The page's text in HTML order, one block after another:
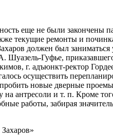
еще не были закончены
текущие ремонты и
должен был
Шуазель-Гуфье,
г. адъюнкт-ректор
осуществить
новые дверные
на антресоли и т. п. Кроме
работы, забирая